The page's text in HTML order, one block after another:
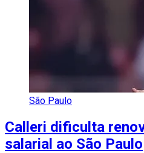
São Paulo
Calleri dificulta
salarial ao São Paulo